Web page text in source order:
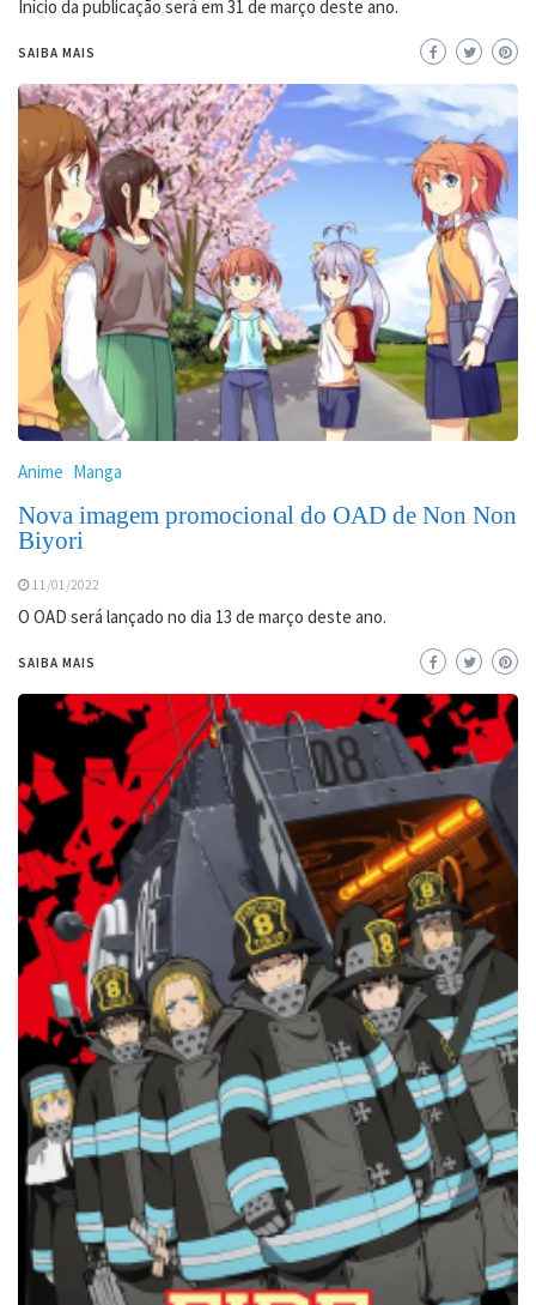
Início da publicação será em 31 de março deste ano.
SAIBA MAIS
Anime Manga
Nova imagem promocional do OAD de Non Non
Biyori
11/01/2022
O OAD será lançado no dia 13 de março deste ano.
SAIBA MAIS